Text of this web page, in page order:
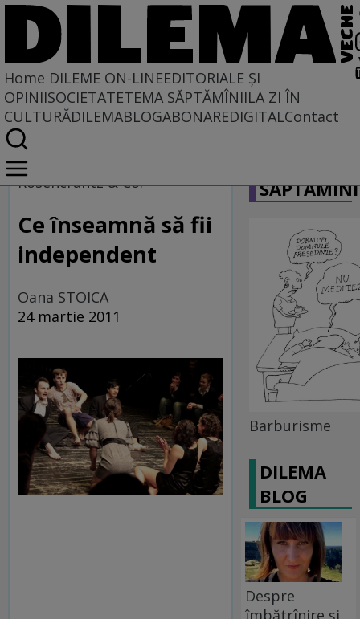
Home DILEME ON-LINEEDITORIALE ȘI
OPINIISOCIETATETEMA SĂPTĂMÎNIILA ZI ÎN
CULTURĂDILEMABLOGABONAREDIGITALContact
Home
Dileme on-line
Rosencrantz & Co.
Ce înseamnă să fii
independent
Oana STOICA
24 martie 2011
Barburisme
DILEMA
BLOG
Despre
îmbătrînire și